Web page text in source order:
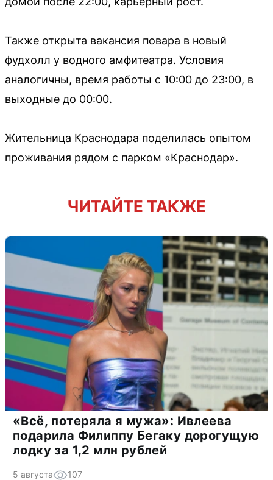
Также открыта вакансия повара в новый
фудхолл у водного амфитеатра. Условия
аналогичны, время работы с 10:00 до 23:00, в
выходные до 00:00.
Жительница Краснодара поделилась опытом
проживания рядом с парком «Краснодар».
ЧИТАЙТЕ ТАКЖЕ
«Всё, потеряла я мужа»: Ивлеева
подарила Филиппу Бегаку дорогущую
лодку за 1,2 млн рублей
5 августа 107